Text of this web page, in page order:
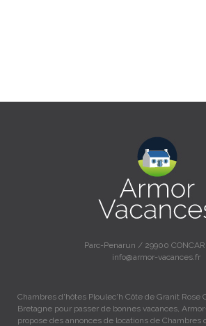
Parc-Penarun / 29900
info@armor-vacances.fr
Chambres d'hôtes Ploulec'h Côte de Granit Rose
Bretagne pour passer de bonnes vacances,
propose des annonces de locations de Chambres